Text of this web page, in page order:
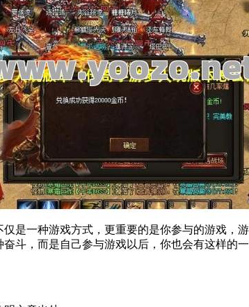
是一种游戏方式，更重要的是你参与的游戏，
斗，而是自己参与游戏以后，你也会有这样的